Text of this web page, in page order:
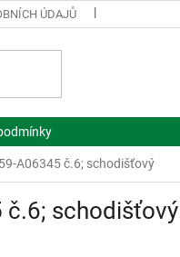
ÚDAJŮ
A06345 č.6; schodišťový
č.6; schodišťový